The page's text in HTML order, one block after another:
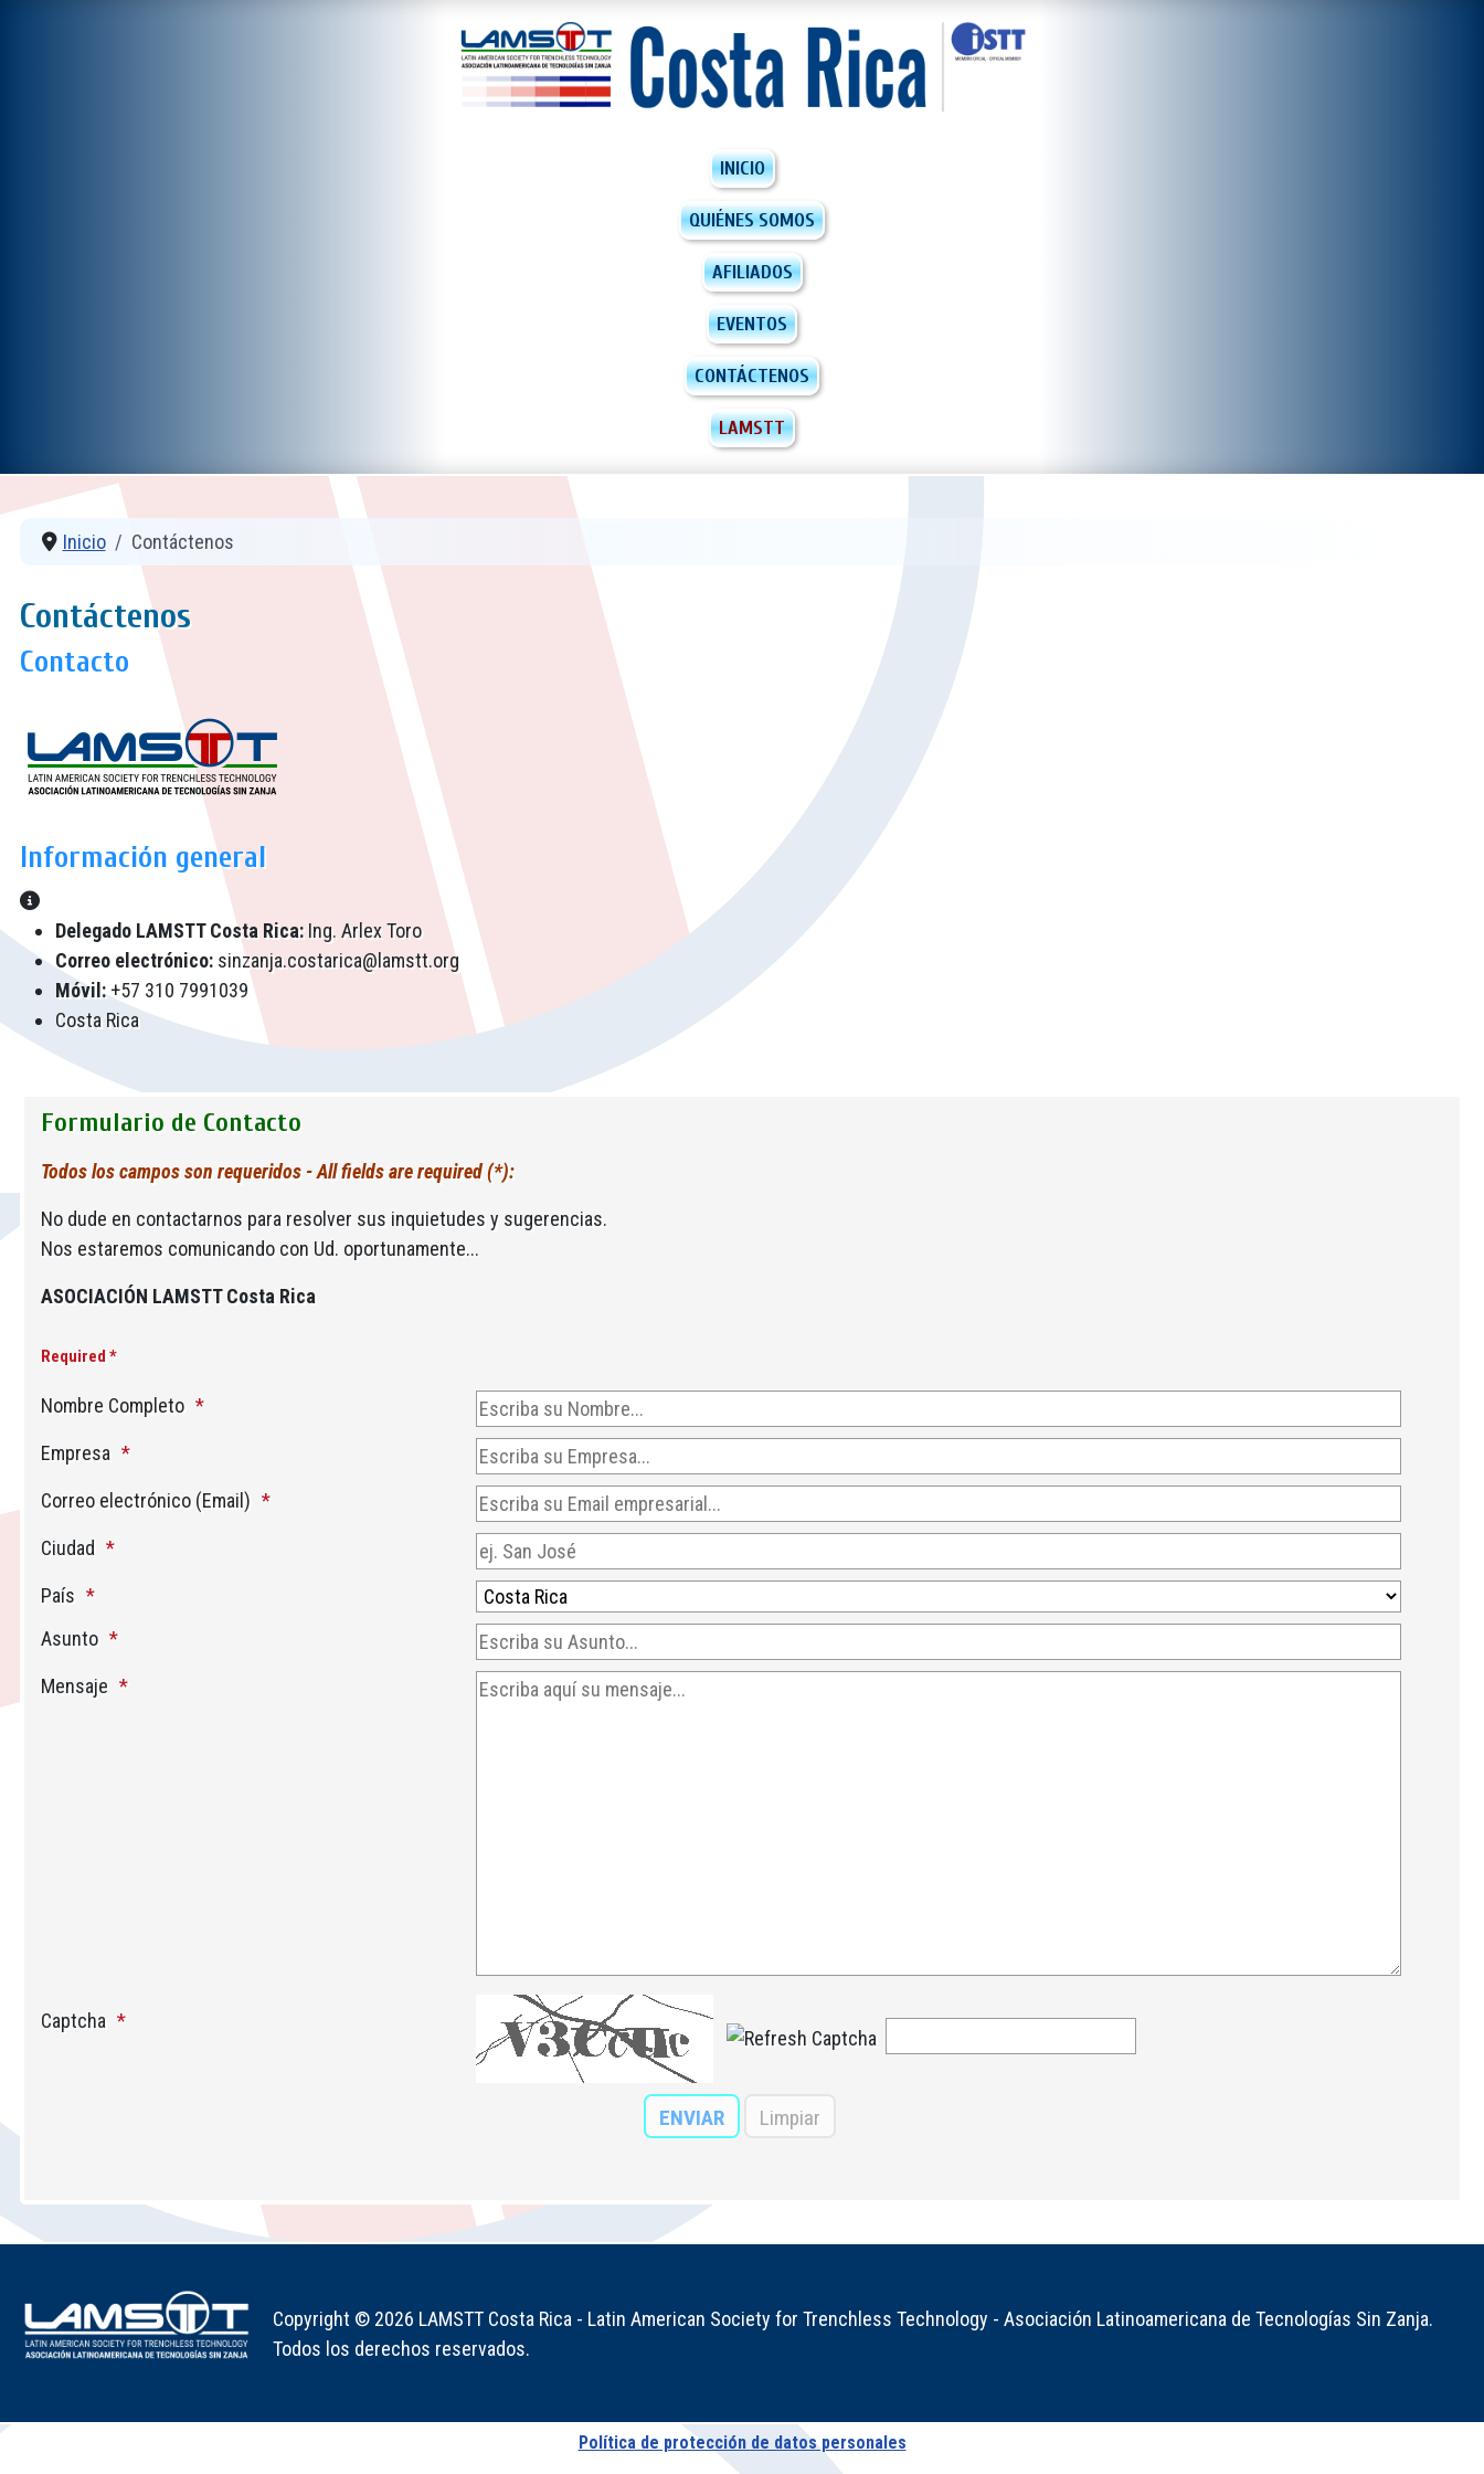
INICIO
QUIÉNES SOMOS
AFILIADOS
EVENTOS
CONTÁCTENOS
LAMSTT
Inicio Contáctenos
Contáctenos
Contacto
Información general
Información general
Delegado LAMSTT Costa Rica:Ing. Arlex Toro
Correo electrónico: sinzanja.costarica@lamstt.org
Móvil:+57 310 7991039
Costa Rica
Formulario de Contacto
Todos los campos son requeridos - All fields are required (*):
No dude en contactarnos para resolver sus inquietudes y sugerencias.
Nos estaremos comunicando con Ud. oportunamente...
ASOCIACIÓN LAMSTT Costa Rica
Required *
Nombre Completo
Empresa
Correo electrónico (Email)
Ciudad
País
Asunto
Mensaje
Captcha
Copyright © 2026 LAMSTT Costa Rica - Latin American Society for Trenchless Technology - Asociación Latinoamericana de Tecnologías Sin Zanja.
Todos los derechos reservados.
Política de protección de datos personales